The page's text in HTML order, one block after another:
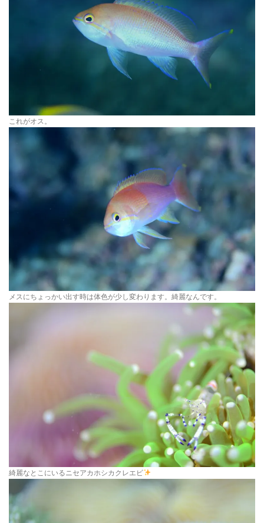
これがオス。
メスにちょっかい出す時は体色が少し変わります。綺麗なんです。
綺麗なとこにいるニセアカホシカクレエビ